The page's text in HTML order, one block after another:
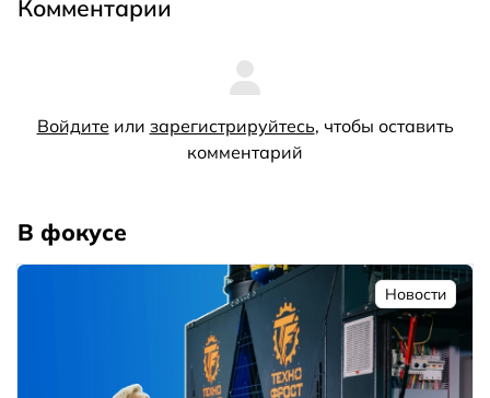
Комментарии
Войдите или зарегистрируйтесь, чтобы оставить
комментарий
В фокусе
Новости